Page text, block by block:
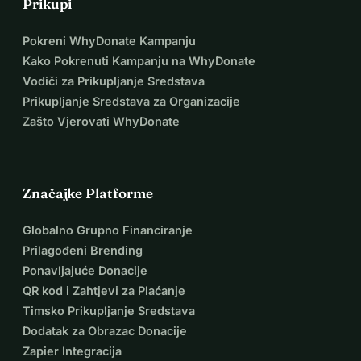
Prikupi
Pokreni WhyDonate Kampanju
Kako Pokrenuti Kampanju na WhyDonate
Vodiči za Prikupljanje Sredstava
Prikupljanje Sredstava za Organizacije
Zašto Vjerovati WhyDonate
Značajke Platforme
Globalno Grupno Financiranje
Prilagođeni Brending
Ponavljajuće Donacije
QR kod i Zahtjevi za Plaćanje
Timsko Prikupljanje Sredstava
Dodatak za Obrazac Donacije
Zapier Integracija